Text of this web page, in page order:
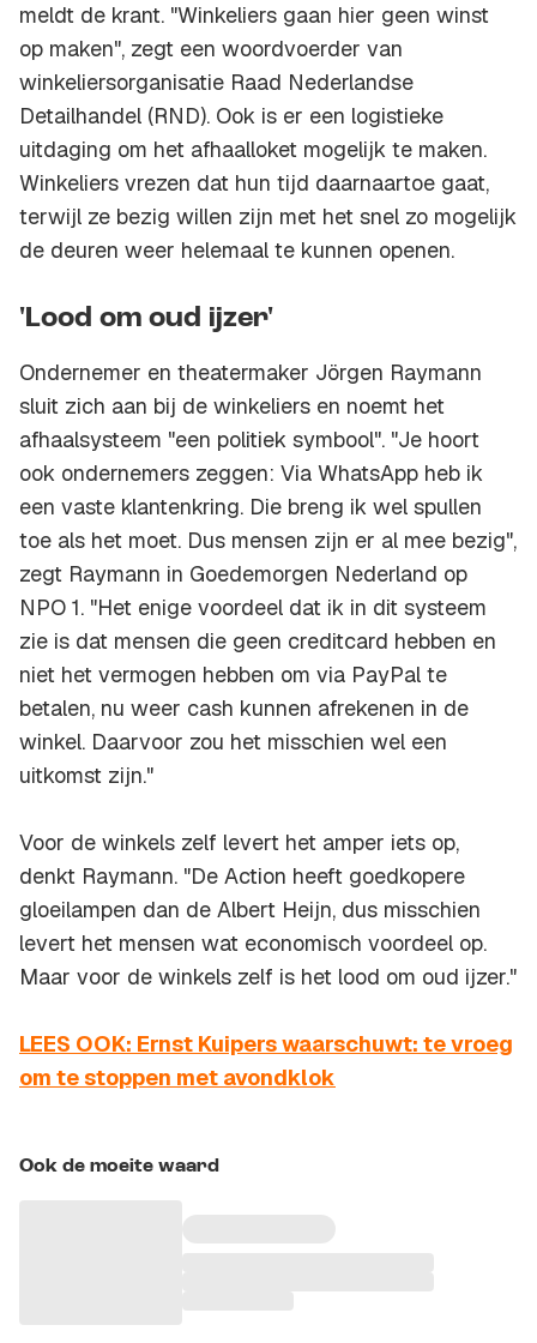
meldt de krant. "Winkeliers gaan hier geen winst
op maken", zegt een woordvoerder van
winkeliersorganisatie Raad Nederlandse
Detailhandel (RND). Ook is er een logistieke
uitdaging om het afhaalloket mogelijk te maken.
Winkeliers vrezen dat hun tijd daarnaartoe gaat,
terwijl ze bezig willen zijn met het snel zo mogelijk
de deuren weer helemaal te kunnen openen.
'Lood om oud ijzer'
Ondernemer en theatermaker Jörgen Raymann
sluit zich aan bij de winkeliers en noemt het
afhaalsysteem "een politiek symbool". "Je hoort
ook ondernemers zeggen: Via WhatsApp heb ik
een vaste klantenkring. Die breng ik wel spullen
toe als het moet. Dus mensen zijn er al mee bezig",
zegt Raymann in Goedemorgen Nederland op
NPO 1. "Het enige voordeel dat ik in dit systeem
zie is dat mensen die geen creditcard hebben en
niet het vermogen hebben om via PayPal te
betalen, nu weer cash kunnen afrekenen in de
winkel. Daarvoor zou het misschien wel een
uitkomst zijn."
Voor de winkels zelf levert het amper iets op,
denkt Raymann. "De Action heeft goedkopere
gloeilampen dan de Albert Heijn, dus misschien
levert het mensen wat economisch voordeel op.
Maar voor de winkels zelf is het lood om oud ijzer."
LEES OOK: Ernst Kuipers waarschuwt: te vroeg
om te stoppen met avondklok
Ook de moeite waard